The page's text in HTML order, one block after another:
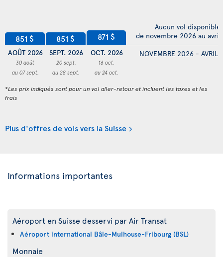
851 $
AOÛT 2026
30 août
au 07 sept.
851 $
SEPT. 2026
20 sept.
au 28 sept.
871 $
OCT. 2026
16 oct.
au 24 oct.
NOVEMBRE 2026 - AVRIL
Aucun vol disponible
de novembre 2026 au avril
*Les prix indiqués sont pour un vol aller-retour et incluent les taxes et les
frais
Plus d'offres de vols vers la Suisse
Informations importantes
Aéroport en Suisse desservi par Air Transat
Aéroport international Bâle-Mulhouse-Fribourg (BSL)
Monnaie